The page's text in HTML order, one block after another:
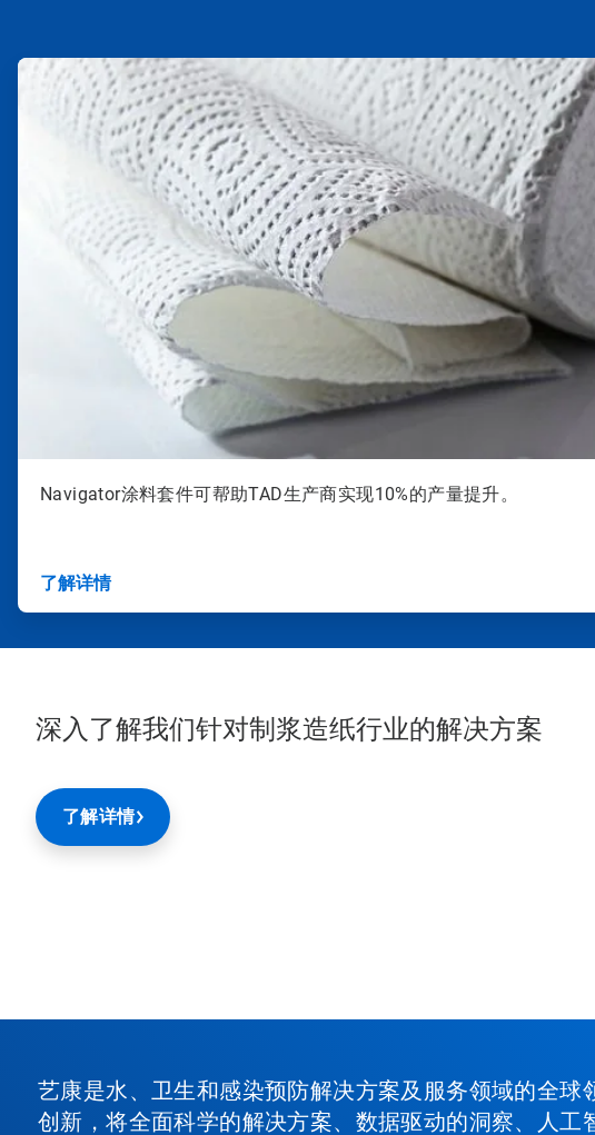
ArticleTile
Navigator涂料套件可帮助TAD生产商实现10%的产量提升。
了解详情
深入了解我们针对制浆造纸行业的解决方案
了解详情
艺康是水、卫生和感染预防解决方案及服务领域的全
创新，将全面科学的解决方案、数据驱动的洞察、人